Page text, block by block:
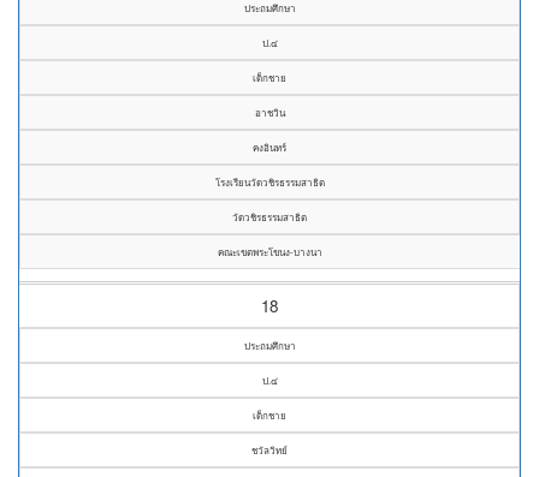
ประถมศึกษา
ป.๔
เด็กชาย
อาชวิน
คงอินทร์
โรงเรียนวัดวชิรธรรมสาธิต
วัดวชิรธรรมสาธิต
คณะเขตพระโขนง-บางนา
18
ประถมศึกษา
ป.๔
เด็กชาย
ชวัลวิทย์